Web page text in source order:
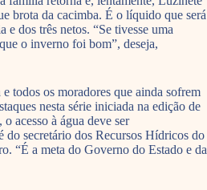
brota da cacimba. É o líquido que será
dos três netos. “Se tivesse uma
o inverno foi bom”, deseja,
todos os moradores que ainda sofrem
nesta série iniciada na edição de
acesso à água deve ser
do secretário dos Recursos Hídricos do
“É a meta do Governo do Estado e da